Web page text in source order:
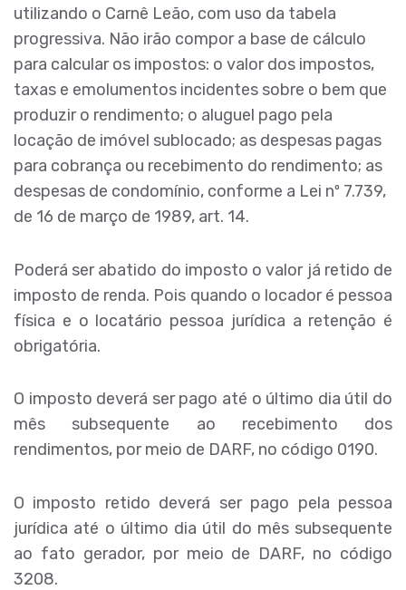
utilizando o Carnê Leão, com uso da tabela
progressiva. Não irão compor a base de cálculo
para calcular os impostos: o valor dos impostos,
taxas e emolumentos incidentes sobre o bem que
produzir o rendimento; o aluguel pago pela
locação de imóvel sublocado; as despesas pagas
para cobrança ou recebimento do rendimento; as
despesas de condomínio, conforme a Lei nº 7.739,
de 16 de março de 1989, art. 14.
Poderá ser abatido do imposto o valor já retido de
imposto de renda. Pois quando o locador é pessoa
física e o locatário pessoa jurídica a retenção é
obrigatória.
O imposto deverá ser pago até o último dia útil do
mês subsequente ao recebimento dos
rendimentos, por meio de DARF, no código 0190.
O imposto retido deverá ser pago pela pessoa
jurídica até o último dia útil do mês subsequente
ao fato gerador, por meio de DARF, no código
3208.